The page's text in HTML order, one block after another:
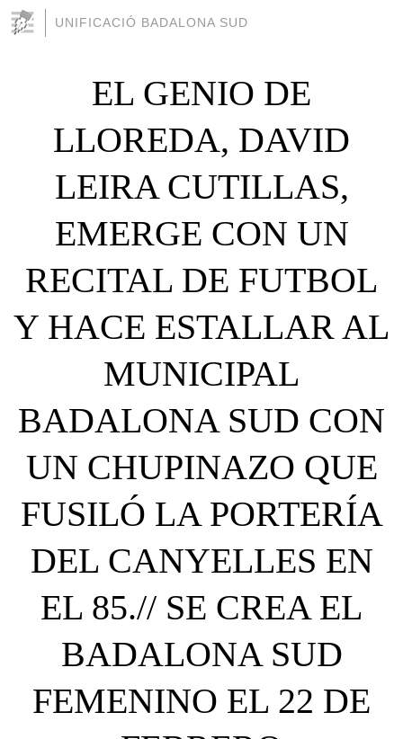
UNIFICACIÓ BADALONA SUD
EL GENIO DE
LLOREDA, DAVID
LEIRA CUTILLAS,
EMERGE CON UN
RECITAL DE FUTBOL
Y HACE ESTALLAR AL
MUNICIPAL
BADALONA SUD CON
UN CHUPINAZO QUE
FUSILÓ LA PORTERÍA
DEL CANYELLES EN
EL 85.// SE CREA EL
BADALONA SUD
FEMENINO EL 22 DE